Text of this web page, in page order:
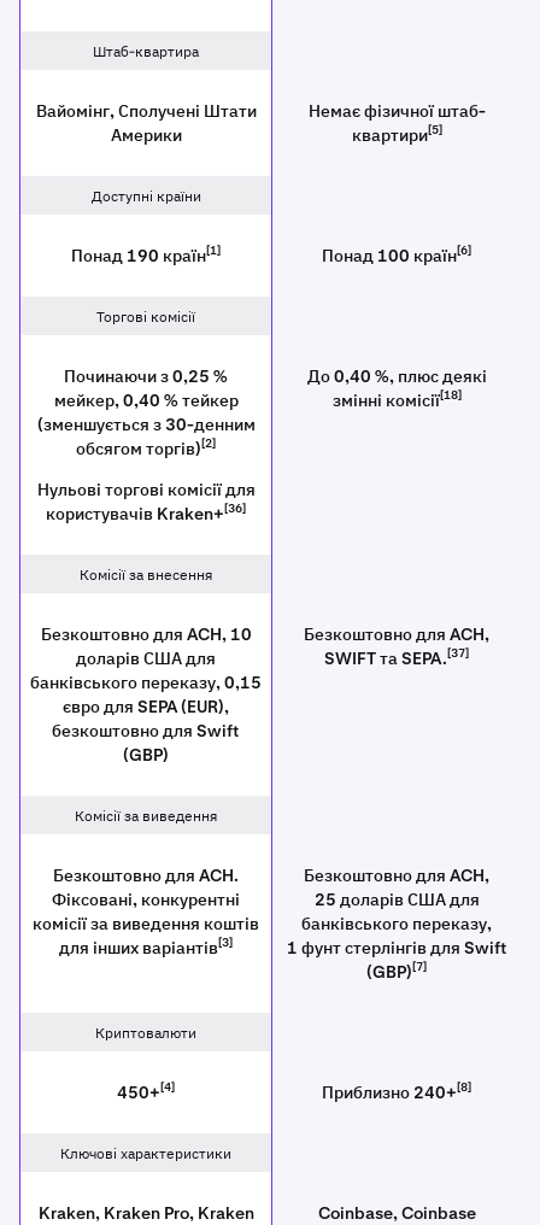
Штаб-квартира
Вайомінг, Сполучені Штати
Америки
Немає фізичної штаб-
квартири[5]
Доступні країни
Понад 190 країн[1] Понад 100 країн[6]
Торгові комісії
Починаючи з 0,25 %
мейкер, 0,40 % тейкер
(зменшується з 30-денним
обсягом торгів)[2]
Нульові торгові комісії для
користувачів Kraken+[36]
До 0,40 %, плюс деякі
змінні комісії[18]
Комісії за внесення
Безкоштовно для ACH, 10
доларів США для
банківського переказу, 0,15
євро для SEPA (EUR),
безкоштовно для Swift
(GBP)
Безкоштовно для ACH,
SWIFT та SEPA.[37]
Комісії за виведення
Безкоштовно для ACH.
Фіксовані, конкурентні
комісії за виведення коштів
для інших варіантів[3]
Безкоштовно для ACH,
25 доларів США для
банківського переказу,
1 фунт стерлінгів для Swift
(GBP)[7]
Криптовалюти
450+[4] Приблизно 240+[8]
Ключові характеристики
Kraken, Kraken Pro, Kraken
Coinbase, Coinbase